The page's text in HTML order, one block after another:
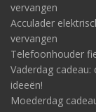
vervangen
Acculader
vervangen
Telefoonhouder
Vaderdag cadeau:
ideeën!
Moederdag